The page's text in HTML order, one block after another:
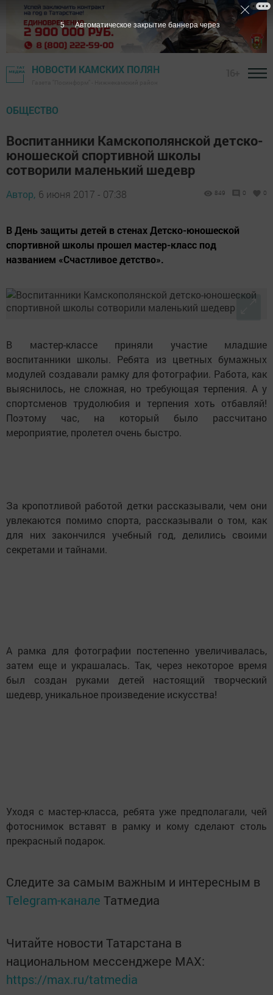
НОВОСТИ КАМСКИХ ПОЛЯН
ОБЩЕСТВО
Воспитанники Камскополянской детско-
юношеской спортивной школы
сотворили маленький шедевр
Автор, 6 июня 2017 - 07:38 849 0 0
В День защиты детей в стенах Детско-юношеской
спортивной школы прошел мастер-класс под
названием «Счастливое детство».
В мастер-классе приняли участие младшие
воспитанники школы. Ребята из цветных бумажных
модулей создавали рамку для фотографии. Работа, как
выяснилось, не сложная, но требующая терпения. А у
спортсменов трудолюбия и терпения хоть отбавляй!
Поэтому час, на который было рассчитано
мероприятие, пролетел очень быстро.
За кропотливой работой детки рассказывали, чем они
увлекаются помимо спорта, рассказывали о том, как
для них закончился учебный год, делились своими
секретами и тайнами.
А рамка для фотографии постепенно увеличивалась,
затем еще и украшалась. Так, через некоторое время
был создан руками детей настоящий творческий
шедевр, уникальное произведение искусства!
Уходя с мастер-класса, ребята уже предполагали, чей
фотоснимок вставят в рамку и кому сделают столь
прекрасный подарок.
Следите за самым важным и интересным в
Telegram-канале Татмедиа
Читайте новости Татарстана в
национальном мессенджере MАХ:
https://max.ru/tatmedia
4 Автоматическое закрытие баннера через